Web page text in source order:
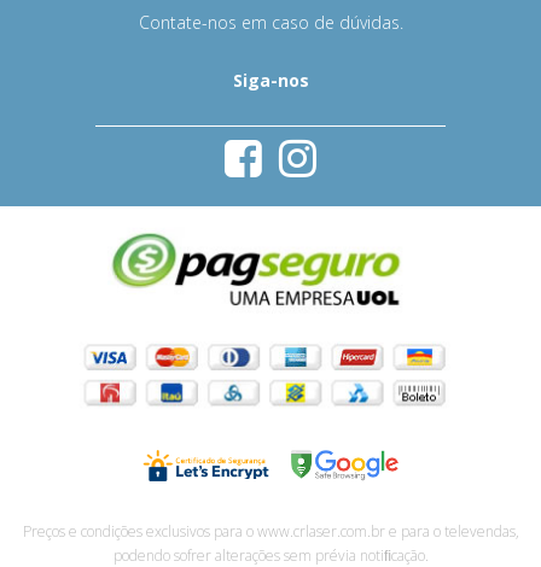
Contate-nos em caso de dúvidas.
Siga-nos
Preços e condições exclusivos para o www.crlaser.com.br e para o televendas,
podendo sofrer alterações sem prévia notiﬁcação.